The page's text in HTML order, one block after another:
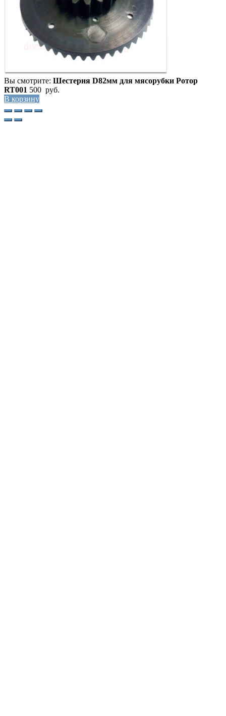
Вы смотрите: Шестерня D82мм для мясорубки Ротор
RT001 500 руб.
В корзину